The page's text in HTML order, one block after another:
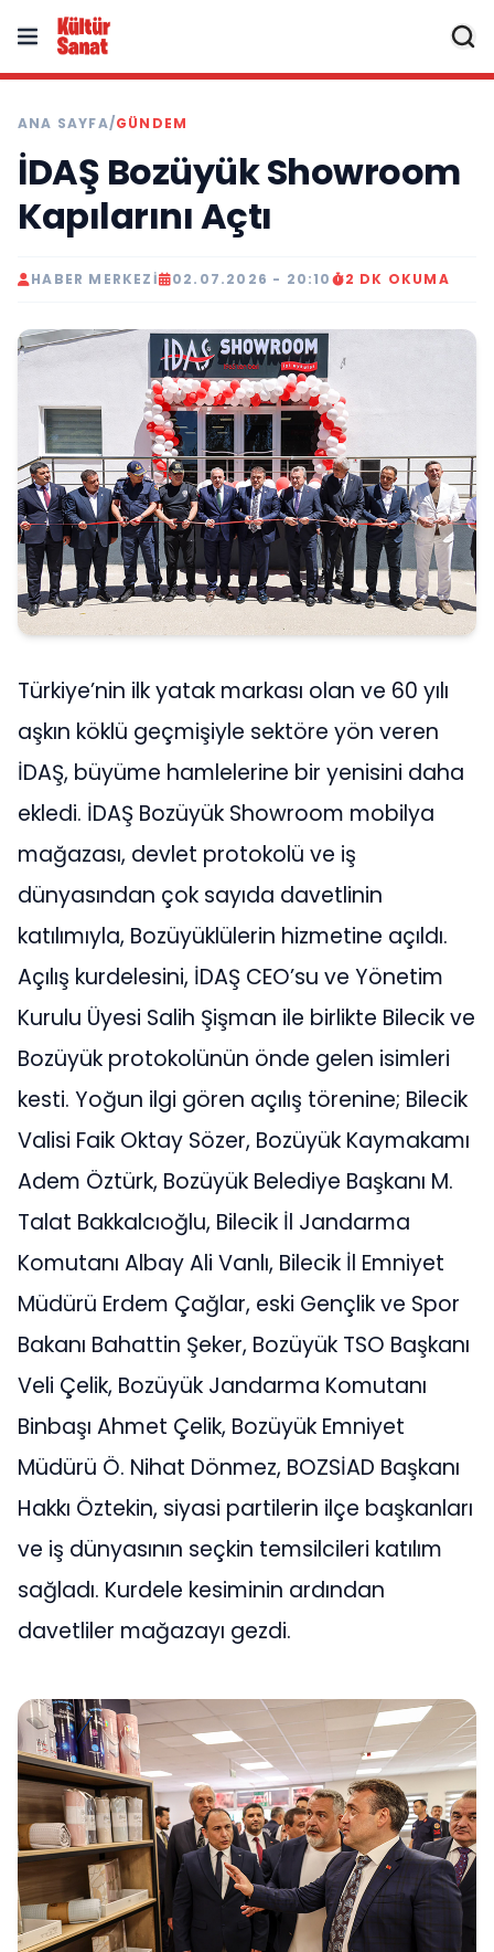
ANA SAYFA/GÜNDEM
İDAŞ Bozüyük Showroom
Kapılarını Açtı
HABER MERKEZI 02.07.2026 - 20:10 2 DK OKUMA
Türkiye’nin ilk yatak markası olan ve 60 yılı
aşkın köklü geçmişiyle sektöre yön veren
İDAŞ, büyüme hamlelerine bir yenisini daha
ekledi. İDAŞ Bozüyük Showroom mobilya
mağazası, devlet protokolü ve iş
dünyasından çok sayıda davetlinin
katılımıyla, Bozüyüklülerin hizmetine açıldı.
Açılış kurdelesini, İDAŞ CEO’su ve Yönetim
Kurulu Üyesi Salih Şişman ile birlikte Bilecik ve
Bozüyük protokolünün önde gelen isimleri
kesti. Yoğun ilgi gören açılış törenine; Bilecik
Valisi Faik Oktay Sözer, Bozüyük Kaymakamı
Adem Öztürk, Bozüyük Belediye Başkanı M.
Talat Bakkalcıoğlu, Bilecik İl Jandarma
Komutanı Albay Ali Vanlı, Bilecik İl Emniyet
Müdürü Erdem Çağlar, eski Gençlik ve Spor
Bakanı Bahattin Şeker, Bozüyük TSO Başkanı
Veli Çelik, Bozüyük Jandarma Komutanı
Binbaşı Ahmet Çelik, Bozüyük Emniyet
Müdürü Ö. Nihat Dönmez, BOZSİAD Başkanı
Hakkı Öztekin, siyasi partilerin ilçe başkanları
ve iş dünyasının seçkin temsilcileri katılım
sağladı. Kurdele kesiminin ardından
davetliler mağazayı gezdi.